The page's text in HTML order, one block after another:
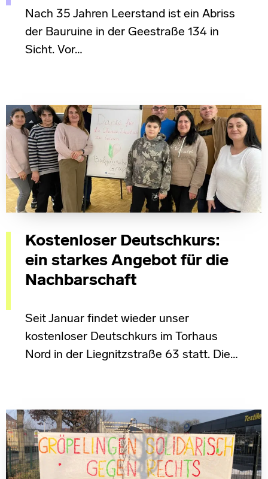
Nach 35 Jahren Leerstand ist ein Abriss
der Bauruine in der Geestraße 134 in
Sicht. Vor…
Kostenloser Deutschkurs:
ein starkes Angebot für die
Nachbarschaft
Seit Januar findet wieder unser
kostenloser Deutschkurs im Torhaus
Nord in der Liegnitzstraße 63 statt. Die…